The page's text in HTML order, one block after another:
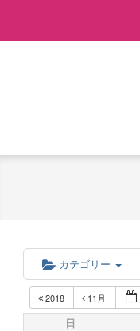
カテゴリー
2018 11月
日